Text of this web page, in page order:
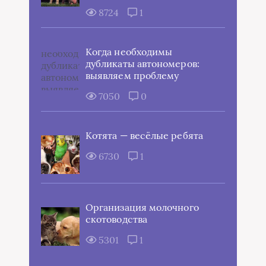
8724 1
Когда необходимы
дубликаты автономеров:
выявляем проблему
7050
0
Котята — весёлые ребята
6730
1
Организация молочного
скотоводства
5301
1